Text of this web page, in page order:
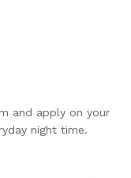
and apply on your
night time.